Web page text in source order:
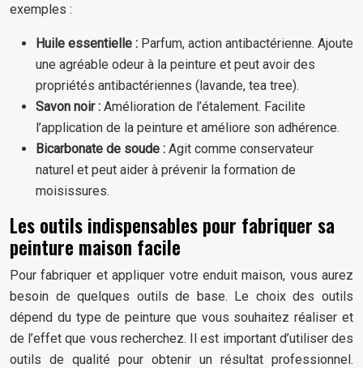
exemples :
Huile essentielle : Parfum, action antibactérienne. Ajoute
une agréable odeur à la peinture et peut avoir des
propriétés antibactériennes (lavande, tea tree).
Savon noir : Amélioration de l’étalement. Facilite
l’application de la peinture et améliore son adhérence.
Bicarbonate de soude : Agit comme conservateur
naturel et peut aider à prévenir la formation de
moisissures.
Les outils indispensables pour fabriquer sa
peinture maison facile
Pour fabriquer et appliquer votre enduit maison, vous aurez
besoin de quelques outils de base. Le choix des outils
dépend du type de peinture que vous souhaitez réaliser et
de l’effet que vous recherchez. Il est important d’utiliser des
outils de qualité pour obtenir un résultat professionnel.